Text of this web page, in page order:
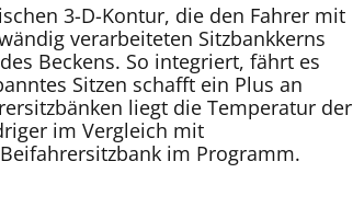
3-D-Kontur, die den Fahrer mit
verarbeiteten Sitzbankkerns
Beckens. So integriert, fährt es
Sitzen schafft ein Plus an
liegt die Temperatur der
im Vergleich mit
im Programm.